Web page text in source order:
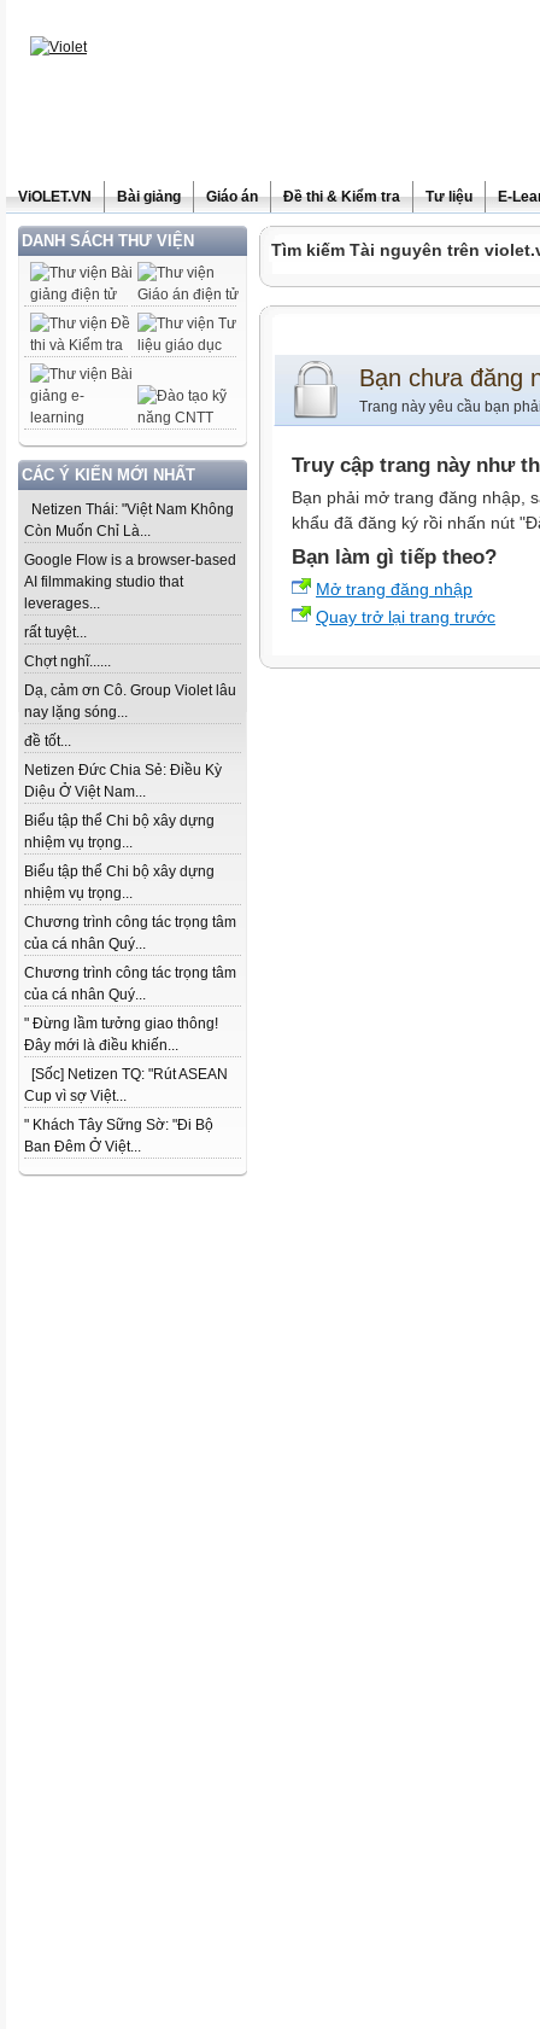
ViOLET.VN Bài giảng Giáo án Đề thi & Kiểm tra Tư liệu E-
DANH SÁCH THƯ VIỆN
CÁC Ý KIẾN MỚI NHẤT
Netizen Thái: "Việt Nam Không
Còn Muốn Chỉ Là...
Google Flow is a browser-based
AI filmmaking studio that
leverages...
rất tuyệt...
Chợt nghĩ......
Dạ, cảm ơn Cô. Group Violet lâu
nay lặng sóng...
đề tốt...
Netizen Đức Chia Sẻ: Điều Kỳ
Diệu Ở Việt Nam...
Biểu tập thể Chi bộ xây dựng
nhiệm vụ trọng...
Biểu tập thể Chi bộ xây dựng
nhiệm vụ trọng...
Chương trình công tác trọng tâm
của cá nhân Quý...
Chương trình công tác trọng tâm
của cá nhân Quý...
" Đừng lầm tưởng giao thông!
Đây mới là điều khiến...
[Sốc] Netizen TQ: "Rút ASEAN
Cup vì sợ Việt...
" Khách Tây Sững Sờ: "Đi Bộ
Ban Đêm Ở Việt...
Tìm kiếm Tài nguyên trên
Bạn chưa đăng
Trang này yêu cầu bạn
Truy cập trang này như
Bạn phải mở trang đăng nhập,
khẩu đã đăng ký rồi nhấn nút
Bạn làm gì tiếp theo?
Mở trang đăng nhập
Quay trở lại trang trước